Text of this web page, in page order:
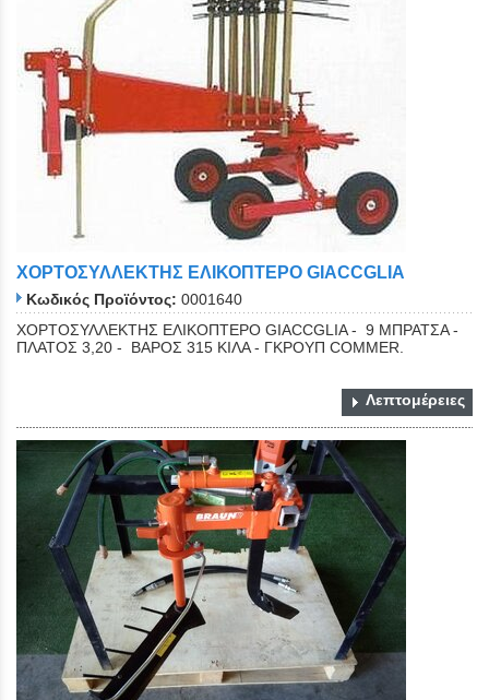
ΧΟΡΤΟΣΥΛΛΕΚΤΗΣ ΕΛΙΚΟΠΤΕΡΟ GIACCGLIA
Κωδικός Προϊόντος: 0001640
ΧΟΡΤΟΣΥΛΛΕΚΤΗΣ ΕΛΙΚΟΠΤΕΡΟ GIACCGLIA - 9 ΜΠΡΑΤΣΑ -
ΠΛΑΤΟΣ 3,20 - ΒΑΡΟΣ 315 KΙΛΑ - ΓΚΡΟΥΠ COMMER.
Λεπτομέρειες